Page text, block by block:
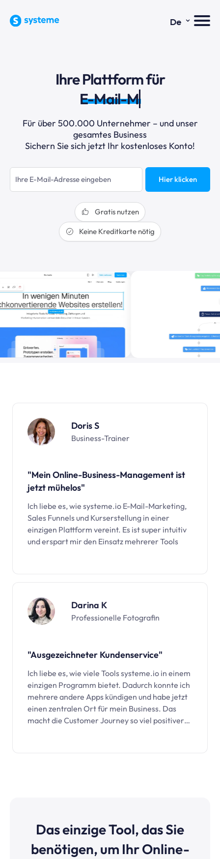
De ⌄
Ihre Plattform für
E-Mail-Mar
Für über 500.000 Unternehmer – und unser
gesamtes Business
Sichern Sie sich jetzt Ihr kostenloses Konto!
Hier klicken
Gratis nutzen
Keine Kreditkarte nötig
Doris S
Business-Trainer
"Mein Online-Business-Management ist
jetzt mühelos"
Ich liebe es, wie systeme.io E-Mail-Marketing,
Sales Funnels und Kurserstellung in einer
einzigen Plattform vereint. Es ist super intuitiv
und erspart mir den Einsatz mehrerer Tools
Darina K
Professionelle Fotografin
"Ausgezeichneter Kundenservice"
Ich liebe es, wie viele Toolssysteme.io in einem
einzigen Programm bietet. Dadurch konnte ich
mehrere andere Apps kündigen und habe jetzt
einen zentralen Ort für mein Business. Das
macht die Customer Journey so viel positiver…
Das einzige Tool, das Sie
benötigen, um Ihr Online-